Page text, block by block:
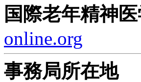
国際老年精神
online.org
事務局所在地